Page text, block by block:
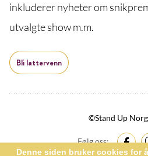
inkluderer nyheter om
utvalgte show m.m.
Bli lattervenn
©Stand Up
Følg oss: